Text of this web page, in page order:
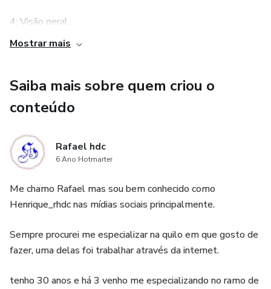
15: Extansões de anúncios.
17: Conversão.
18: Suporte.
4: Visão geral.
6: Complementos.
8: Configurando campanha.
10: Anúncios.
11: Anúncios duplicados e responsivos.
12: Palavra chaves.
Mostrar mais
Saiba mais sobre quem criou o
conteúdo
Rafael hdc
6 Ano Hotmarter
Me chamo Rafael mas sou bem conhecido como
Henrique_rhdc nas mídias sociais principalmente.
Sempre procurei me especializar na quilo em que gosto de
fazer, uma delas foi trabalhar através da internet.
tenho 30 anos e há 3 venho me especializando no ramo de